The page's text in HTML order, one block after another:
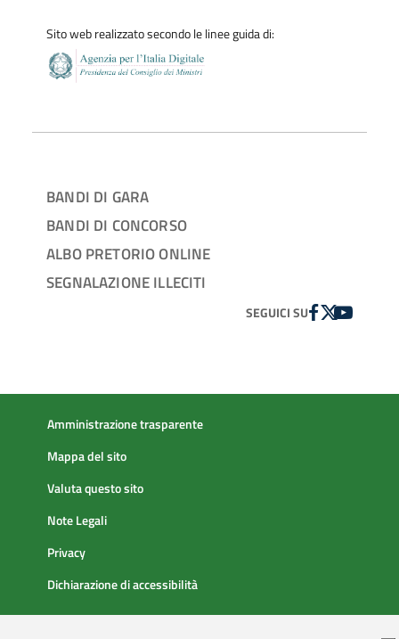
Sito web realizzato secondo le linee guida di:
BANDI DI GARA
BANDI DI CONCORSO
ALBO PRETORIO ONLINE
SEGNALAZIONE ILLECITI
SEGUICI SUFACEBOOK
TWITTER
YOUTUBE
Amministrazione trasparente
Mappa del sito
Valuta questo sito
Note Legali
Privacy
Dichiarazione di accessibilità